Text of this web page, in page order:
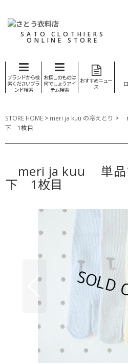
SATO CLOTHIERS
ONLINE STORE
ブランドから検
索くださいブラ
ンド検索
お探しのものは
何でしょうアイ
テム検索
おすすめニュー
ス
STORE HOME > meri ja kuu の冷えとり >
下 1枚目
meri ja kuu 単品
下 1枚目